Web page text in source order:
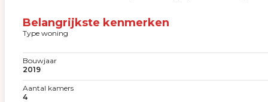
Belangrijkste kenmerken
Type woning
Bouwjaar
2019
Aantal kamers
4